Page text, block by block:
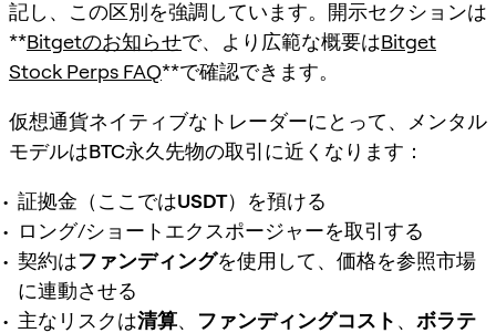
記し、この区別を強調しています。開示セクションは
**Bitgetのお知らせで、より広範な概要はBitget
Stock Perps FAQ**で確認できます。
仮想通貨ネイティブなトレーダーにとって、メンタル
モデルはBTC永久先物の取引に近くなります：
証拠金（ここではUSDT）を預ける
ロング/ショートエクスポージャーを取引する
契約はファンディングを使用して、価格を参照市場
に連動させる
主なリスクは清算、 ファンディングコスト 、 ボラテ